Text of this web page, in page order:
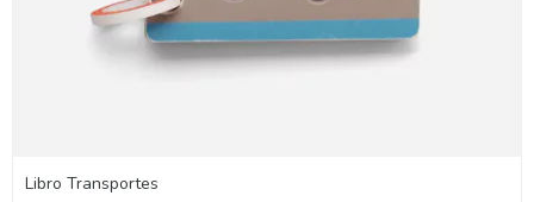
Libro Transportes